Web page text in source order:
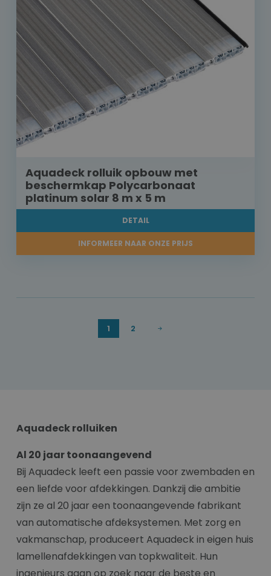
Aquadeck rolluik opbouw met
beschermkap Polycarbonaat
platinum solar 8 m x 5 m
DETAIL
INFORMEER NAAR ONZE PRIJS
1 2
Aquadeck rolluiken
Al 20 jaar toonaangevend
Bij Aquadeck leeft een passie voor zwembaden en
een liefde voor afdekkingen. Dankzij die ambitie
zijn ze al 20 jaar een toonaangevende fabrikant
van automatische afdeksystemen. Met zorg en
vakmanschap, produceert Aquadeck in eigen huis
lamellenafdekkingen van topkwaliteit. Hun